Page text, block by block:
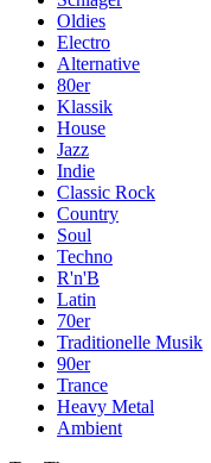
Oldies
Electro
Alternative
80er
Klassik
House
Jazz
Indie
Classic Rock
Country
Soul
Techno
R'n'B
Latin
70er
Traditionelle Musik
90er
Trance
Heavy Metal
Ambient